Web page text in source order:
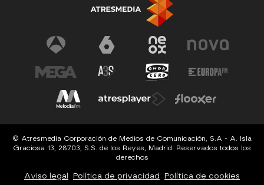
© Atresmedia Corporación de Medios de Comunicación, S.A - A. Isla
Graciosa 13, 28703, S.S. de los Reyes, Madrid. Reservados todos los
derechos
Aviso legal Política de privacidad Política de cookies